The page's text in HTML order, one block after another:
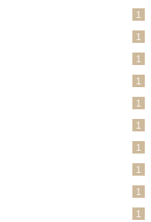
1
1
1
1
1
1
1
1
1
1